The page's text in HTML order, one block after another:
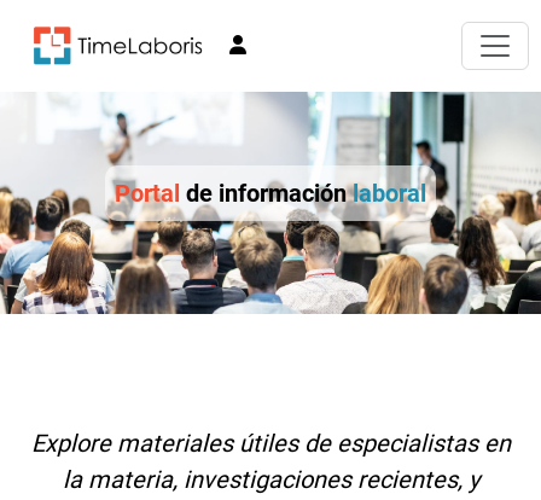
Portal de informaciónlaboral
Explore materiales útiles de especialistas en
la materia, investigaciones recientes, y